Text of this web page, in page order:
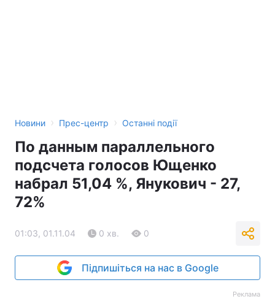
Новини › Прес-центр › Останні події
По данным параллельного
подсчета голосов Ющенко
набрал 51,04 %, Янукович - 27,
72%
01:03, 01.11.04 0 хв. 0
Підпишіться на нас в Google
Реклама